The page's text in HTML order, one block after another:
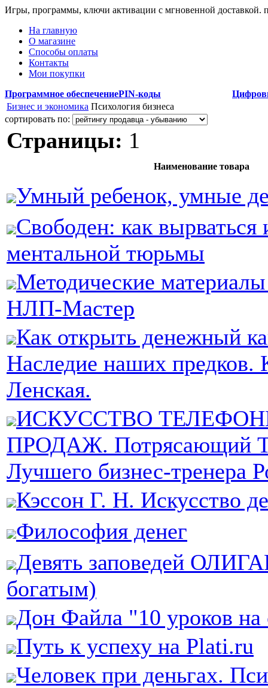
Игры, программы, ключи активации с мгновенной доставкой.
На главную
О магазине
Способы оплаты
Контакты
Мои покупки
Программное обеспечениеPIN-коды
Бизнес и экономика Психология бизнеса
сортировать по:
Страницы: 1
Наименование товара
Умный ребенок, умные
Свободен: как вырваться
ментальной тюрьмы
Методические
НЛП-Мастер
Как открыть денежный
Наследие наших предков.
Ленская.
ИСКУССТВО
ПРОДАЖ. Потрясающий
Лучшего бизнес-тренера
Кэссон Г. Н. Искусство
Философия денег
Девять заповедей
богатым)
Дон Файла "10 уроков на
Путь к успеху на Plati.ru
Человек при деньгах.